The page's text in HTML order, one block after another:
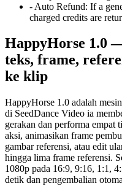
- Auto Refund: If a
charged credits are
HappyHorse 1.0
teks, frame,
ke klip
HappyHorse 1.0 adalah
di SeedDance Video ia
gerakan dan performa empat
aksi, animasikan frame
gambar referensi, atau edit
hingga lima frame referensi.
1080p pada 16:9, 9:16, 1:1,
detik dan pengembalian